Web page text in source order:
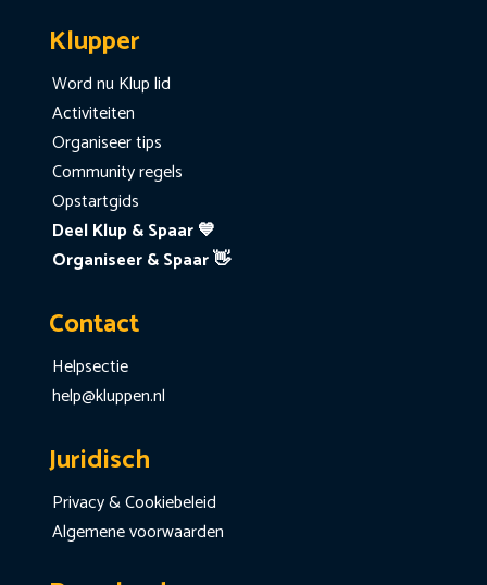
Klupper
Word nu Klup lid
Activiteiten
Organiseer tips
Community regels
Opstartgids
Deel Klup & Spaar 💙
Organiseer & Spaar 👋
Contact
Helpsectie
help@kluppen.nl
Juridisch
Privacy & Cookiebeleid
Algemene voorwaarden